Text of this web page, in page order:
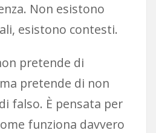
Non esistono
esistono contesti.
pretende di
pretende di non
falso. È pensata per
funziona davvero